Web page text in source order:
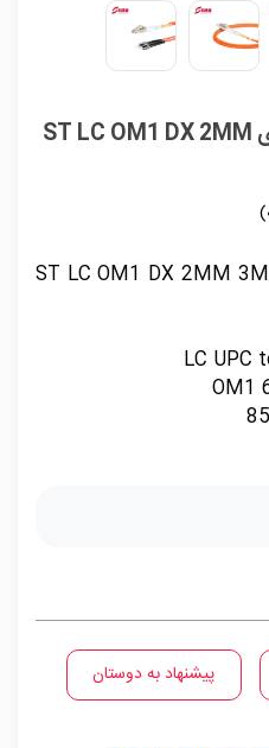
پچ کورد مالتی مود فیبر نوری ST LC OM1 DX 2MM
پچ کورد مالتی مود فیبر نوری ST LC OM1 DX 2MM 3M
پیشنهاد به دوستان